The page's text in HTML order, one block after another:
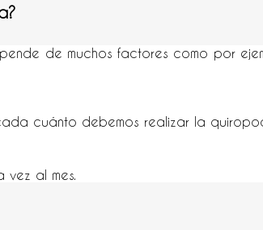
de muchos factores como por
cuánto debemos realizar la
al mes.